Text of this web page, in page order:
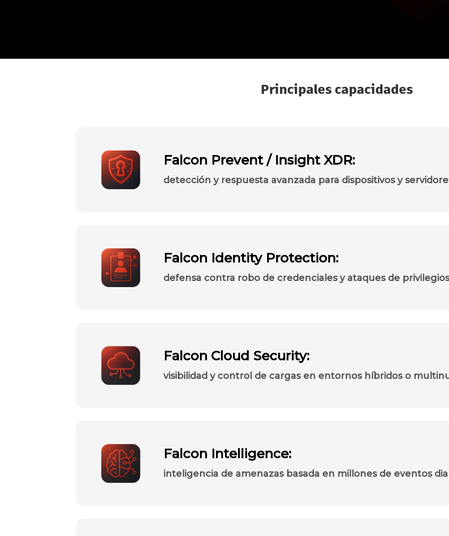
Principales capacidades
Falcon Prevent / Insight XDR:
detección y respuesta avanzada para dispositivos y
Falcon Identity Protection:
defensa contra robo de credenciales y ataques de
Falcon Cloud Security:
visibilidad y control de cargas en entornos híbridos o
Falcon Intelligence:
inteligencia de amenazas basada en millones de eventos